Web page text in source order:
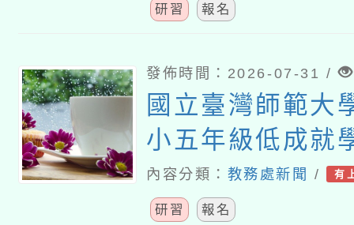
研習 報名
發佈時間：2026-07-31 /
國立臺灣師範大
小五年級低成就
難問題與有效教
分享研習」
內容分類： 教務處新聞 / 有
研習 報名